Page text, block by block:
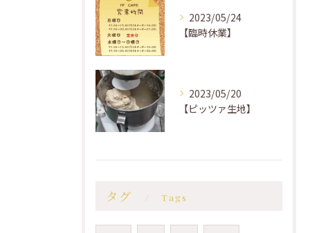
2023/05/24
【臨時休業】
2023/05/20
【ピッツァ生地】
タグ Tags